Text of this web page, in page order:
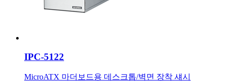
IPC-5122
MicroATX 마더보드용 데스크톱/벽면 장착 섀시